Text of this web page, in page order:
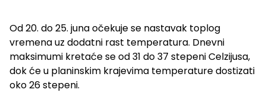
Od 20. do 25. juna očekuje se nastavak toplog
vremena uz dodatni rast temperatura. Dnevni
maksimumi kretaće se od 31 do 37 stepeni Celzijusa,
dok će u planinskim krajevima temperature dostizati
oko 26 stepeni.